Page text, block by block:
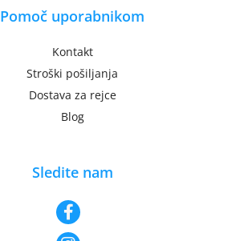
Pomoč uporabnikom
Kontakt
Stroški pošiljanja
Dostava za rejce
Blog
Sledite nam